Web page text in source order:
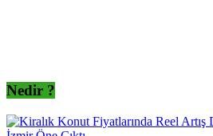
Nedir ?